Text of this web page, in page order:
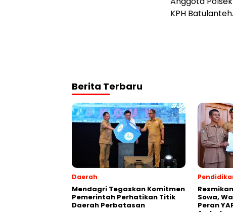
KPH
Berita Terbaru
Daerah
Mendagri Tegaskan Komitmen
Pemerintah Perhatikan Titik
Daerah Perbatasan
Sowa,
Peran